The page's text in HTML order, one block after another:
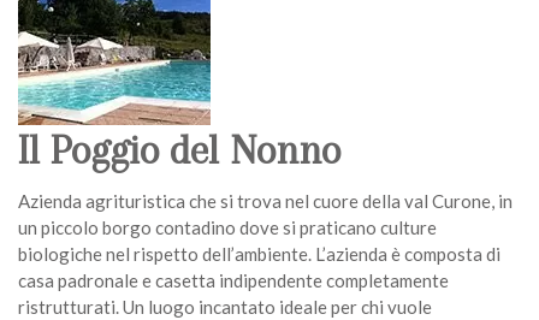
Il Poggio del Nonno
Azienda agrituristica che si trova nel cuore della val Curone, in
un piccolo borgo contadino dove si praticano culture
biologiche nel rispetto dell’ambiente. L’azienda è composta di
casa padronale e casetta indipendente completamente
ristrutturati. Un luogo incantato ideale per chi vuole